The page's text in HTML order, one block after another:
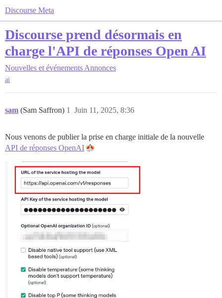
Discourse Meta
Discourse prend désormais en
charge l'API de réponses Open AI
Nouvelles et événements Annonces
ai
sam (Sam Saffron) Juin 11, 2025, 8:36
1
Nous venons de publier la prise en charge initiale de la nouvelle
API de réponses OpenAI